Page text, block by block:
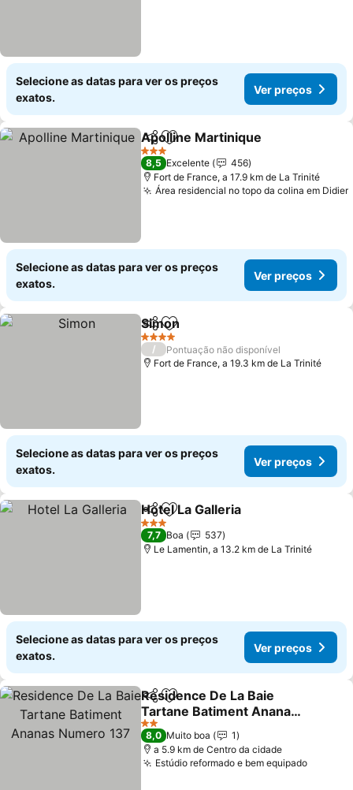
Selecione as datas para ver os preços
exatos.
Ver preços
PartilharAdicionar aos favoritos
Apolline Martinique
3 Estrelas
8,5 Excelente
456
Fort de France, a 17.9 km de La Trinité
Área residencial no topo da colina em Didier
Selecione as datas para ver os preços
exatos.
Ver preços
PartilharAdicionar aos favoritos
Simon
4 Estrelas
/
Pontuação não disponível
Fort de France, a 19.3 km de La Trinité
Selecione as datas para ver os preços
exatos.
Ver preços
PartilharAdicionar aos favoritos
Hotel La Galleria
3 Estrelas
7,7 Boa
537
Le Lamentin, a 13.2 km de La Trinité
Selecione as datas para ver os preços
exatos.
Ver preços
PartilharAdicionar aos favoritos
Residence De La Baie
Tartane Batiment Ananas
Numero 137
2 Estrelas
8,0 Muito boa
1
a 5.9 km de Centro da cidade
Estúdio reformado e bem equipado